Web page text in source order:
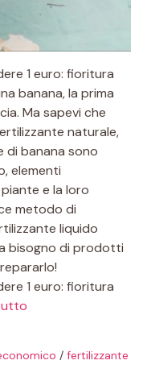
1 euro: fioritura
banana, la prima
Ma sapevi che
naturale,
di banana sono
elementi
e la loro
metodo di
liquido
bisogno di prodotti
1 euro: fioritura
/ fertilizzante